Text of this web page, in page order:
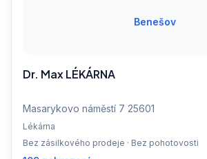
Benešov
Dr. Max LÉKÁRNA
Masarykovo náměstí 7 25601
Lékárna
Bez zásilkového prodeje · Bez pohotovosti